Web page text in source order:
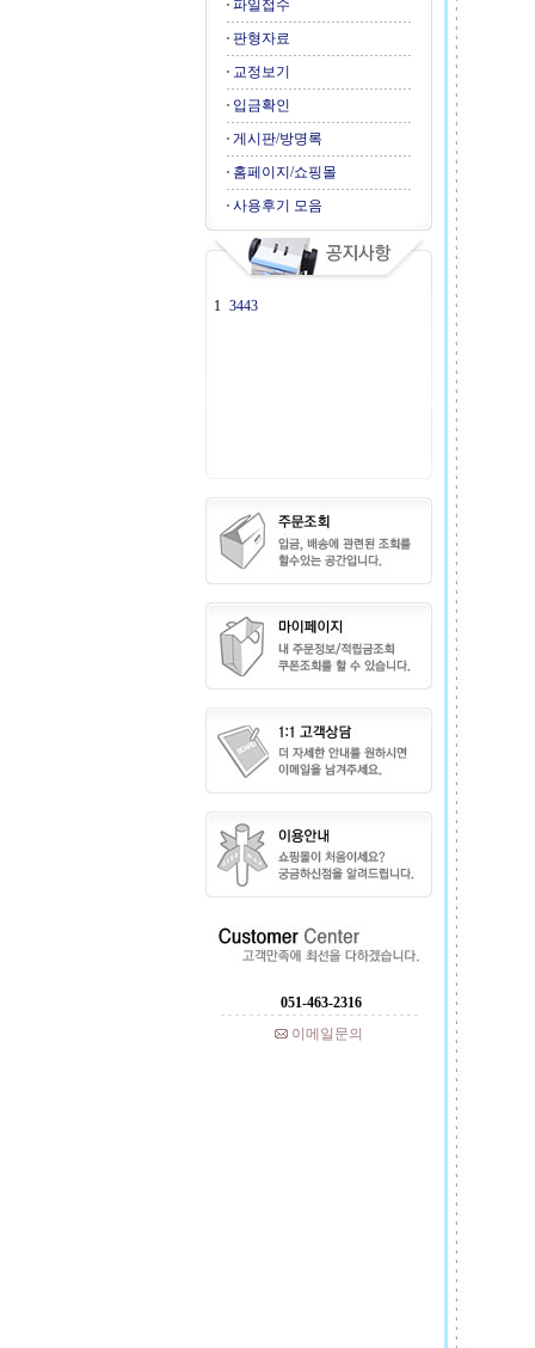
파일접수
판형자료
교정보기
입금확인
게시판/방명록
홈페이지/쇼핑몰
사용후기 모음
1 3443
051-463-2316
이메일문의